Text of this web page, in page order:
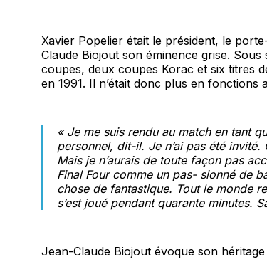
Xavier Popelier était le président, le
Claude Biojout son éminence grise.
coupes, deux coupes Korac et six titres
en 1991. Il n’était donc plus en fonctions
« Je me suis rendu au match en tant
personnel, dit-il. Je n’ai pas été
Mais je n’aurais de toute façon pas
Final Four comme un pas- sionné de
chose de fantastique. Tout le monde
s’est joué pendant quarante minutes.
Jean-Claude Biojout évoque son héritage